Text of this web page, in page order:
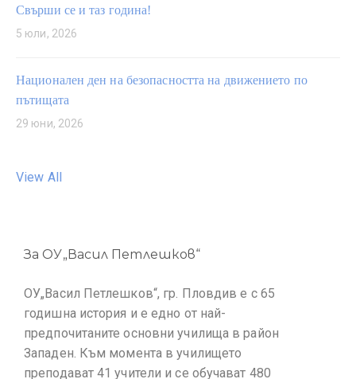
Свърши се и таз година!
5 юли, 2026
Национален ден на безопасността на движението по
пътищата
29 юни, 2026
View All
За ОУ„Васил Петлешков“
ОУ„Васил Петлешков“, гр. Пловдив е с 65
годишна история и е едно от най-
предпочитаните основни училища в район
Западен. Към момента в училището
преподават 41 учители и се обучават 480